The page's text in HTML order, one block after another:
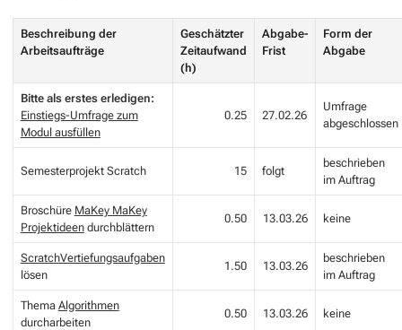
Beschreibung der
Arbeitsaufträge
Geschätzter
Zeitaufwand
(h)
Abgabe-
Frist
Form der
Abgabe
Bitte als erstes erledigen:
Einstiegs-Umfrage zum
Modul ausfüllen
0.25 27.02.26
Umfrage
abgeschlossen
Semesterprojekt Scratch 15 folgt
beschrieben
im Auftrag
Broschüre MaKey MaKey
Projektideendurchblättern
0.50 13.03.26 keine
ScratchVertiefungsaufgaben
lösen
1.50 13.03.26
beschrieben
im Auftrag
Thema Algorithmen
durcharbeiten
0.50 13.03.26 keine